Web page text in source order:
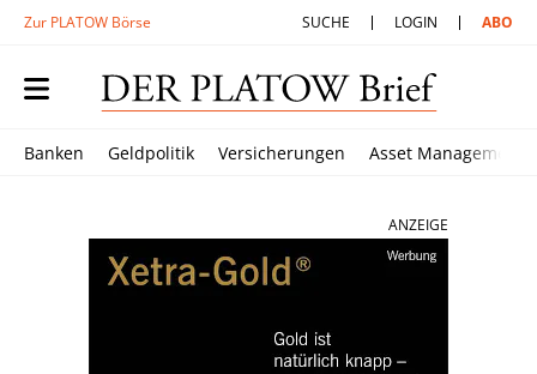
Zur PLATOW Börse SUCHE LOGIN ABO
Banken Geldpolitik Versicherungen Asset Management
ANZEIGE